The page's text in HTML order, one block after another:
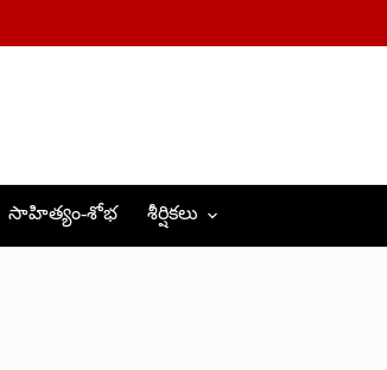
సాహిత్యం-శోభ శీర్షికలు